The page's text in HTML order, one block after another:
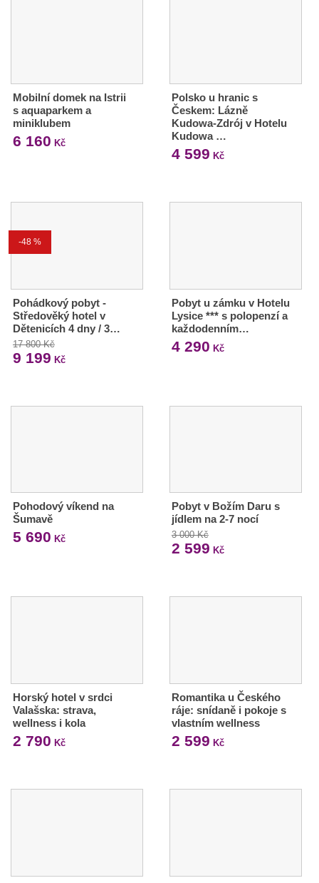
Mobilní domek na Istrii
s aquaparkem a
miniklubem
6 160 Kč
Polsko u hranic s
Českem: Lázně
Kudowa-Zdrój v Hotelu
Kudowa …
4 599 Kč
-48 %
Pohádkový pobyt -
Středověký hotel v
Dětenicích 4 dny / 3…
17 800 Kč
9 199 Kč
Pobyt u zámku v Hotelu
Lysice *** s polopenzí a
každodenním…
4 290 Kč
Pohodový víkend na
Šumavě
5 690 Kč
Pobyt v Božím Daru s
jídlem na 2-7 nocí
3 000 Kč
2 599 Kč
Horský hotel v srdci
Valašska: strava,
wellness i kola
2 790 Kč
Romantika u Českého
ráje: snídaně i pokoje s
vlastním wellness
2 599 Kč